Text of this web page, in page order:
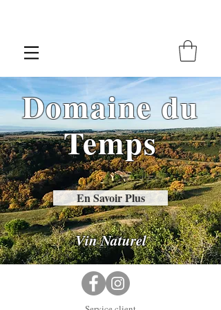
Domaine du
Temps
En Savoir Plus
Vin Naturel